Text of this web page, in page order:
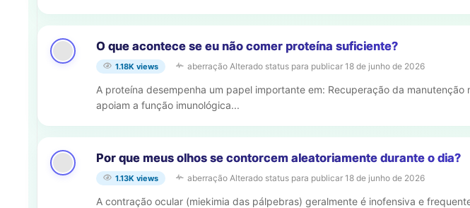
O que acontece se eu não comer proteína suficiente?
1.18K views aberração Alterado status para publicar 18 de junho de 2026
A proteína desempenha um papel importante em: Recuperação da
apoiam a função imunológica...
Por que meus olhos se contorcem aleatoriamente durante o dia?
1.13K views aberração Alterado status para publicar 18 de junho de 2026
A contração ocular (miekimia das pálpebras) geralmente é inofensiva e